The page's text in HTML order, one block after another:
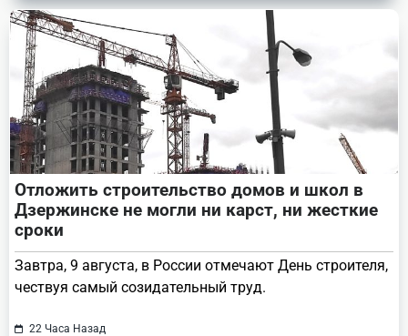
Отложить строительство домов и школ в
Дзержинске не могли ни карст, ни жесткие
сроки
Завтра, 9 августа, в России отмечают День строителя,
чествуя самый созидательный труд.
22 Часа Назад